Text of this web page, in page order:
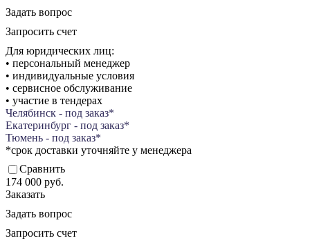
Задать вопрос
Запросить счет
Для юридических лиц:
• персональный менеджер
• индивидуальные условия
• сервисное обслуживание
• участие в тендерах
Челябинск - под заказ*
Екатеринбург - под заказ*
Тюмень - под заказ*
*срок доставки уточняйте у менеджера
Сравнить
174 000 руб.
Заказать
Задать вопрос
Запросить счет